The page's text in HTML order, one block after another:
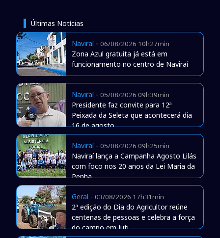
Últimas Notícias
Naviraí- 06/08/2026 10h27min
Zona Azul gratuita já está em
funcionamento no centro de Naviraí
Naviraí- 05/08/2026 09h39min
Presidente faz convite para 12ª
Peixada da Seleta que acontecerá dia
16 de agosto
Naviraí- 05/08/2026 09h25min
Naviraí lança a Campanha Agosto Lilás
com foco nos 20 anos da Lei Maria da
Penha
Geral - 03/08/2026 17h31min
2ª edição do Dia do Agricultor reúne
centenas de pessoas e celebra a força
do campo em Juti